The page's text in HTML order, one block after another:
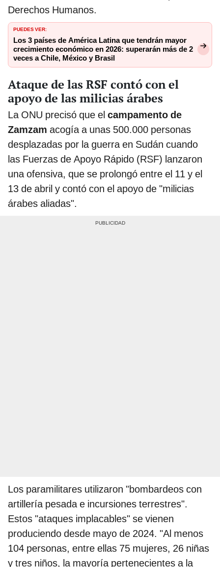
Derechos Humanos.
PUEDES VER:
Los 3 países de América Latina que tendrán mayor
crecimiento económico en 2026: superarán más de 2
veces a Chile, México y Brasil
Ataque de las RSF contó con el
apoyo de las milicias árabes
La ONU precisó que el campamento de
Zamzam acogía a unas 500.000 personas
desplazadas por la guerra en Sudán cuando
las Fuerzas de Apoyo Rápido (RSF) lanzaron
una ofensiva, que se prolongó entre el 11 y el
13 de abril y contó con el apoyo de "milicias
árabes aliadas".
Los paramilitares utilizaron "bombardeos con
artillería pesada e incursiones terrestres".
Estos "ataques implacables" se vienen
produciendo desde mayo de 2024. "Al menos
104 personas, entre ellas 75 mujeres, 26 niñas
y tres niños, la mayoría pertenecientes a la